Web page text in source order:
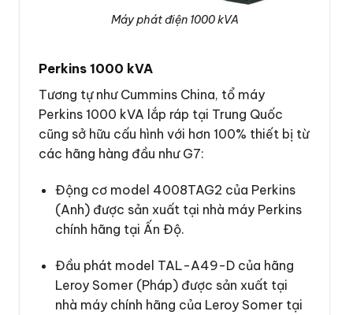
Máy phát điện 1000 kVA
Perkins 1000 kVA
Tương tự như Cummins China, tổ máy
Perkins 1000 kVA lắp ráp tại Trung Quốc
cũng sở hữu cấu hình với hơn 100% thiết bị từ
các hãng hàng đầu như G7:
Động cơ model 4008TAG2 của Perkins
(Anh) được sản xuất tại nhà máy Perkins
chính hãng tại Ấn Độ.
Đầu phát model TAL-A49-D của hãng
Leroy Somer (Pháp) được sản xuất tại
nhà máy chính hãng của Leroy Somer tại